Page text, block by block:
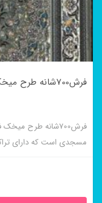
فرش700شانه طرح میخک فیلی
فرش700شانه طرح
مسجدی است که دارای